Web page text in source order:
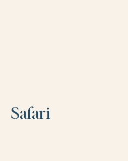
Safari